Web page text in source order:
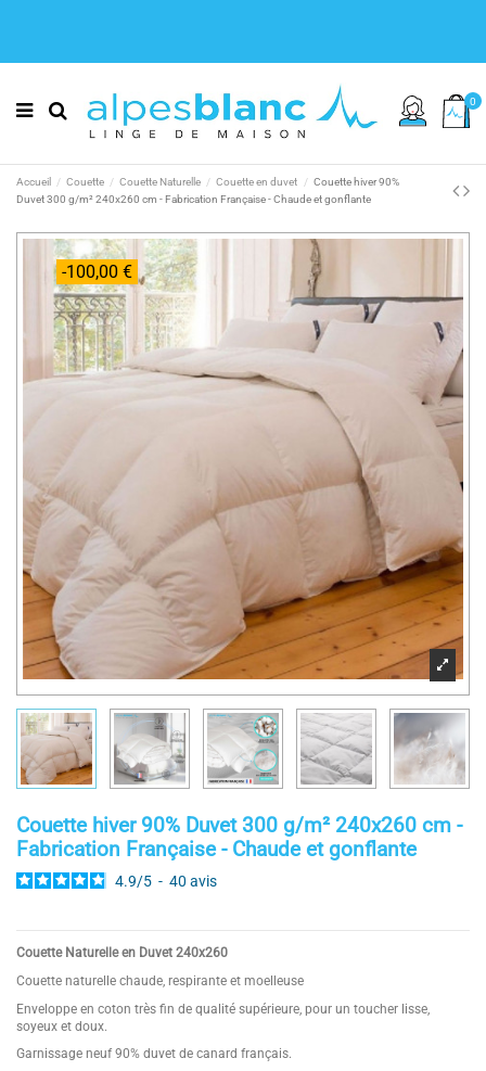
0
Accueil Couette Couette Naturelle Couette en duvet
Couette hiver 90%
Duvet 300 g/m² 240x260 cm - Fabrication Française - Chaude et gonflante
-100,00 €
Couette hiver 90% Duvet 300 g/m² 240x260 cm -
Fabrication Française - Chaude et gonflante
4.9/5 - 40 avis
Couette Naturelle en Duvet 240x260
Couette naturelle chaude, respirante et moelleuse
Enveloppe en coton très fin de qualité supérieure, pour un toucher lisse,
soyeux et doux.
Garnissage neuf 90% duvet de canard français.